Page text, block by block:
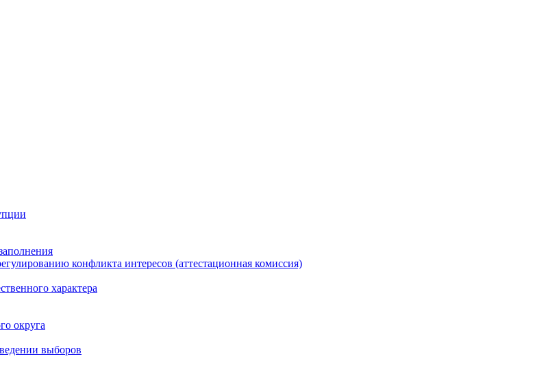
конфликта интересов (аттестационная комиссия)
характера
округа
выборов